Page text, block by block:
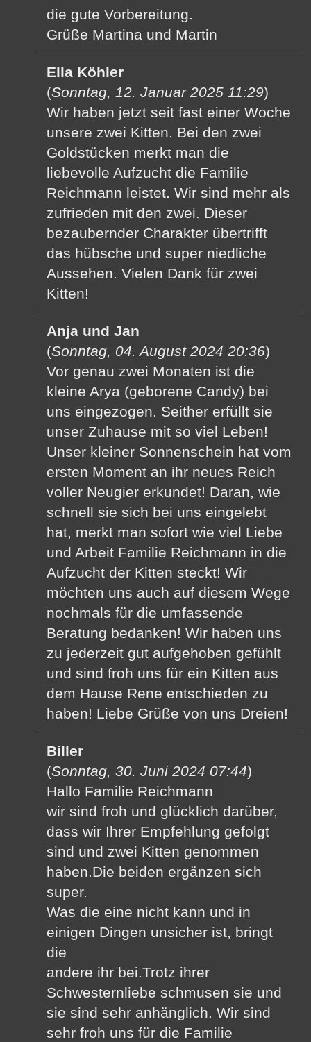
die gute Vorbereitung.
Grüße Martina und Martin
Ella Köhler
(Sonntag, 12. Januar 2025 11:29)
Wir haben jetzt seit fast einer Woche
unsere zwei Kitten. Bei den zwei
Goldstücken merkt man die
liebevolle Aufzucht die Familie
Reichmann leistet. Wir sind mehr als
zufrieden mit den zwei. Dieser
bezaubernder Charakter übertrifft
das hübsche und super niedliche
Aussehen. Vielen Dank für zwei
Kitten!
Anja und Jan
(Sonntag, 04. August 2024 20:36)
Vor genau zwei Monaten ist die
kleine Arya (geborene Candy) bei
uns eingezogen. Seither erfüllt sie
unser Zuhause mit so viel Leben!
Unser kleiner Sonnenschein hat vom
ersten Moment an ihr neues Reich
voller Neugier erkundet! Daran, wie
schnell sie sich bei uns eingelebt
hat, merkt man sofort wie viel Liebe
und Arbeit Familie Reichmann in die
Aufzucht der Kitten steckt! Wir
möchten uns auch auf diesem Wege
nochmals für die umfassende
Beratung bedanken! Wir haben uns
zu jederzeit gut aufgehoben gefühlt
und sind froh uns für ein Kitten aus
dem Hause Rene entschieden zu
haben! Liebe Grüße von uns Dreien!
Biller
(Sonntag, 30. Juni 2024 07:44)
Hallo Familie Reichmann
wir sind froh und glücklich darüber,
dass wir Ihrer Empfehlung gefolgt
sind und zwei Kitten genommen
haben.Die beiden ergänzen sich
super.
Was die eine nicht kann und in
einigen Dingen unsicher ist, bringt
die
andere ihr bei.Trotz ihrer
Schwesternliebe schmusen sie und
sie sind sehr anhänglich. Wir sind
sehr froh uns für die Familie